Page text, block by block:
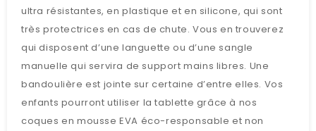
ultra résistantes, en plastique et en silicone, qui sont
très protectrices en cas de chute. Vous en trouverez
qui disposent d’une languette ou d’une sangle
manuelle qui servira de support mains libres. Une
bandoulière est jointe sur certaine d’entre elles. Vos
enfants pourront utiliser la tablette grâce à nos
coques en mousse EVA éco-responsable et non